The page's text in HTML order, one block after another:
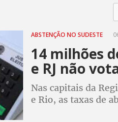
ABSTENÇÃO NO SUDESTE
14 milhões
e RJ não
Nas capitais da
e Rio, as taxas de